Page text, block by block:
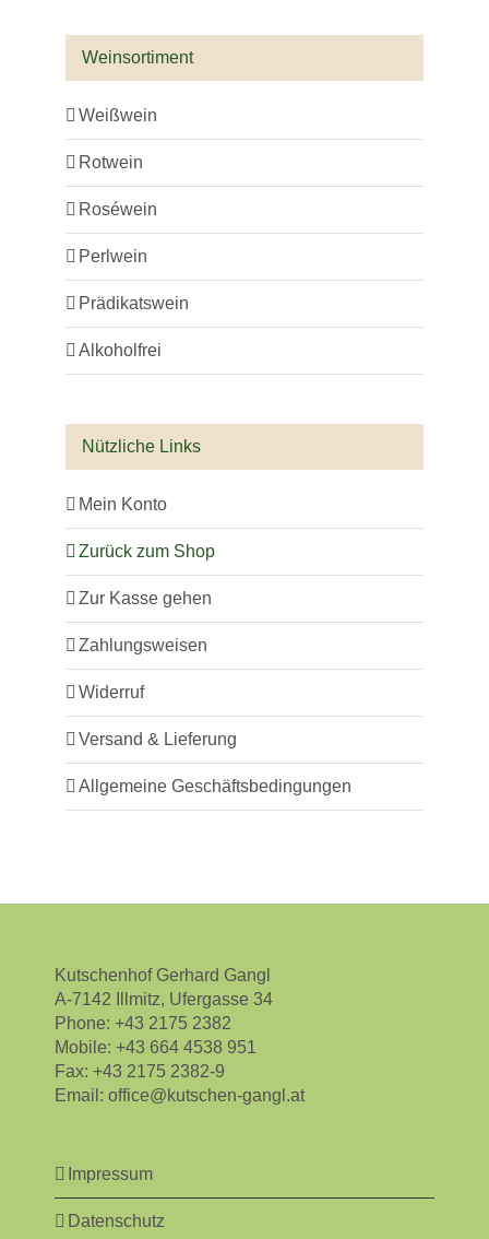
Weinsortiment
Weißwein
Rotwein
Roséwein
Perlwein
Prädikatswein
Alkoholfrei
Nützliche Links
Mein Konto
Zurück zum Shop
Zur Kasse gehen
Zahlungsweisen
Widerruf
Versand & Lieferung
Allgemeine Geschäftsbedingungen
Kutschenhof Gerhard Gangl
A-7142 Illmitz, Ufergasse 34
Phone: +43 2175 2382
Mobile: +43 664 4538 951
Fax: +43 2175 2382-9
Email: office@kutschen-gangl.at
Impressum
Datenschutz